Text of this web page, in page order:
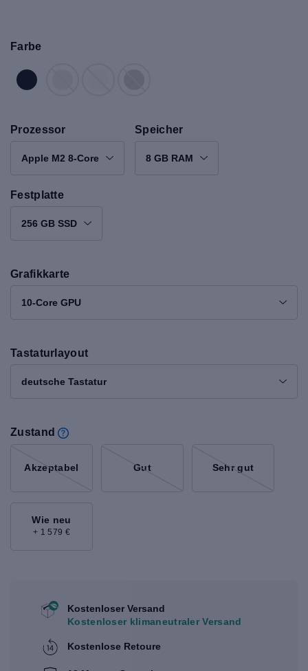
Farbe
Prozessor
Apple M2 8-Core
Speicher
8 GB RAM
Festplatte
256 GB SSD
Grafikkarte
10-Core GPU
Tastaturlayout
deutsche Tastatur
Zustand
Akzeptabel Gut Sehr gut
Wie neu
+ 1 579 €
Kostenloser Versand
Kostenloser klimaneutraler Versand
Kostenlose Retoure